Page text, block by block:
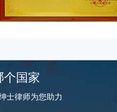
国家
士律师为您助力